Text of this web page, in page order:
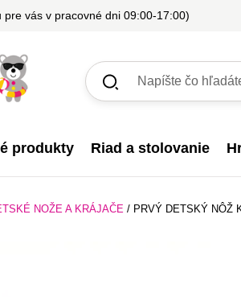
pre vás v pracovné dni 09:00-17:00)
produkty Riad a stolovanie
NOŽE A KRÁJAČE / PRVÝ DETSKÝ NÔŽ